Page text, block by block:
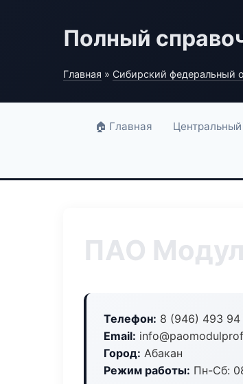
Полный
Главная » Сибирский федеральный
🏠 Главная
ПАО
Телефон: 8 (946) 493 94
Email:
Город: Абакан
Режим работы: Пн-Сб: